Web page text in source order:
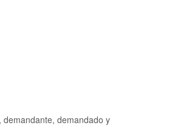
demandado y